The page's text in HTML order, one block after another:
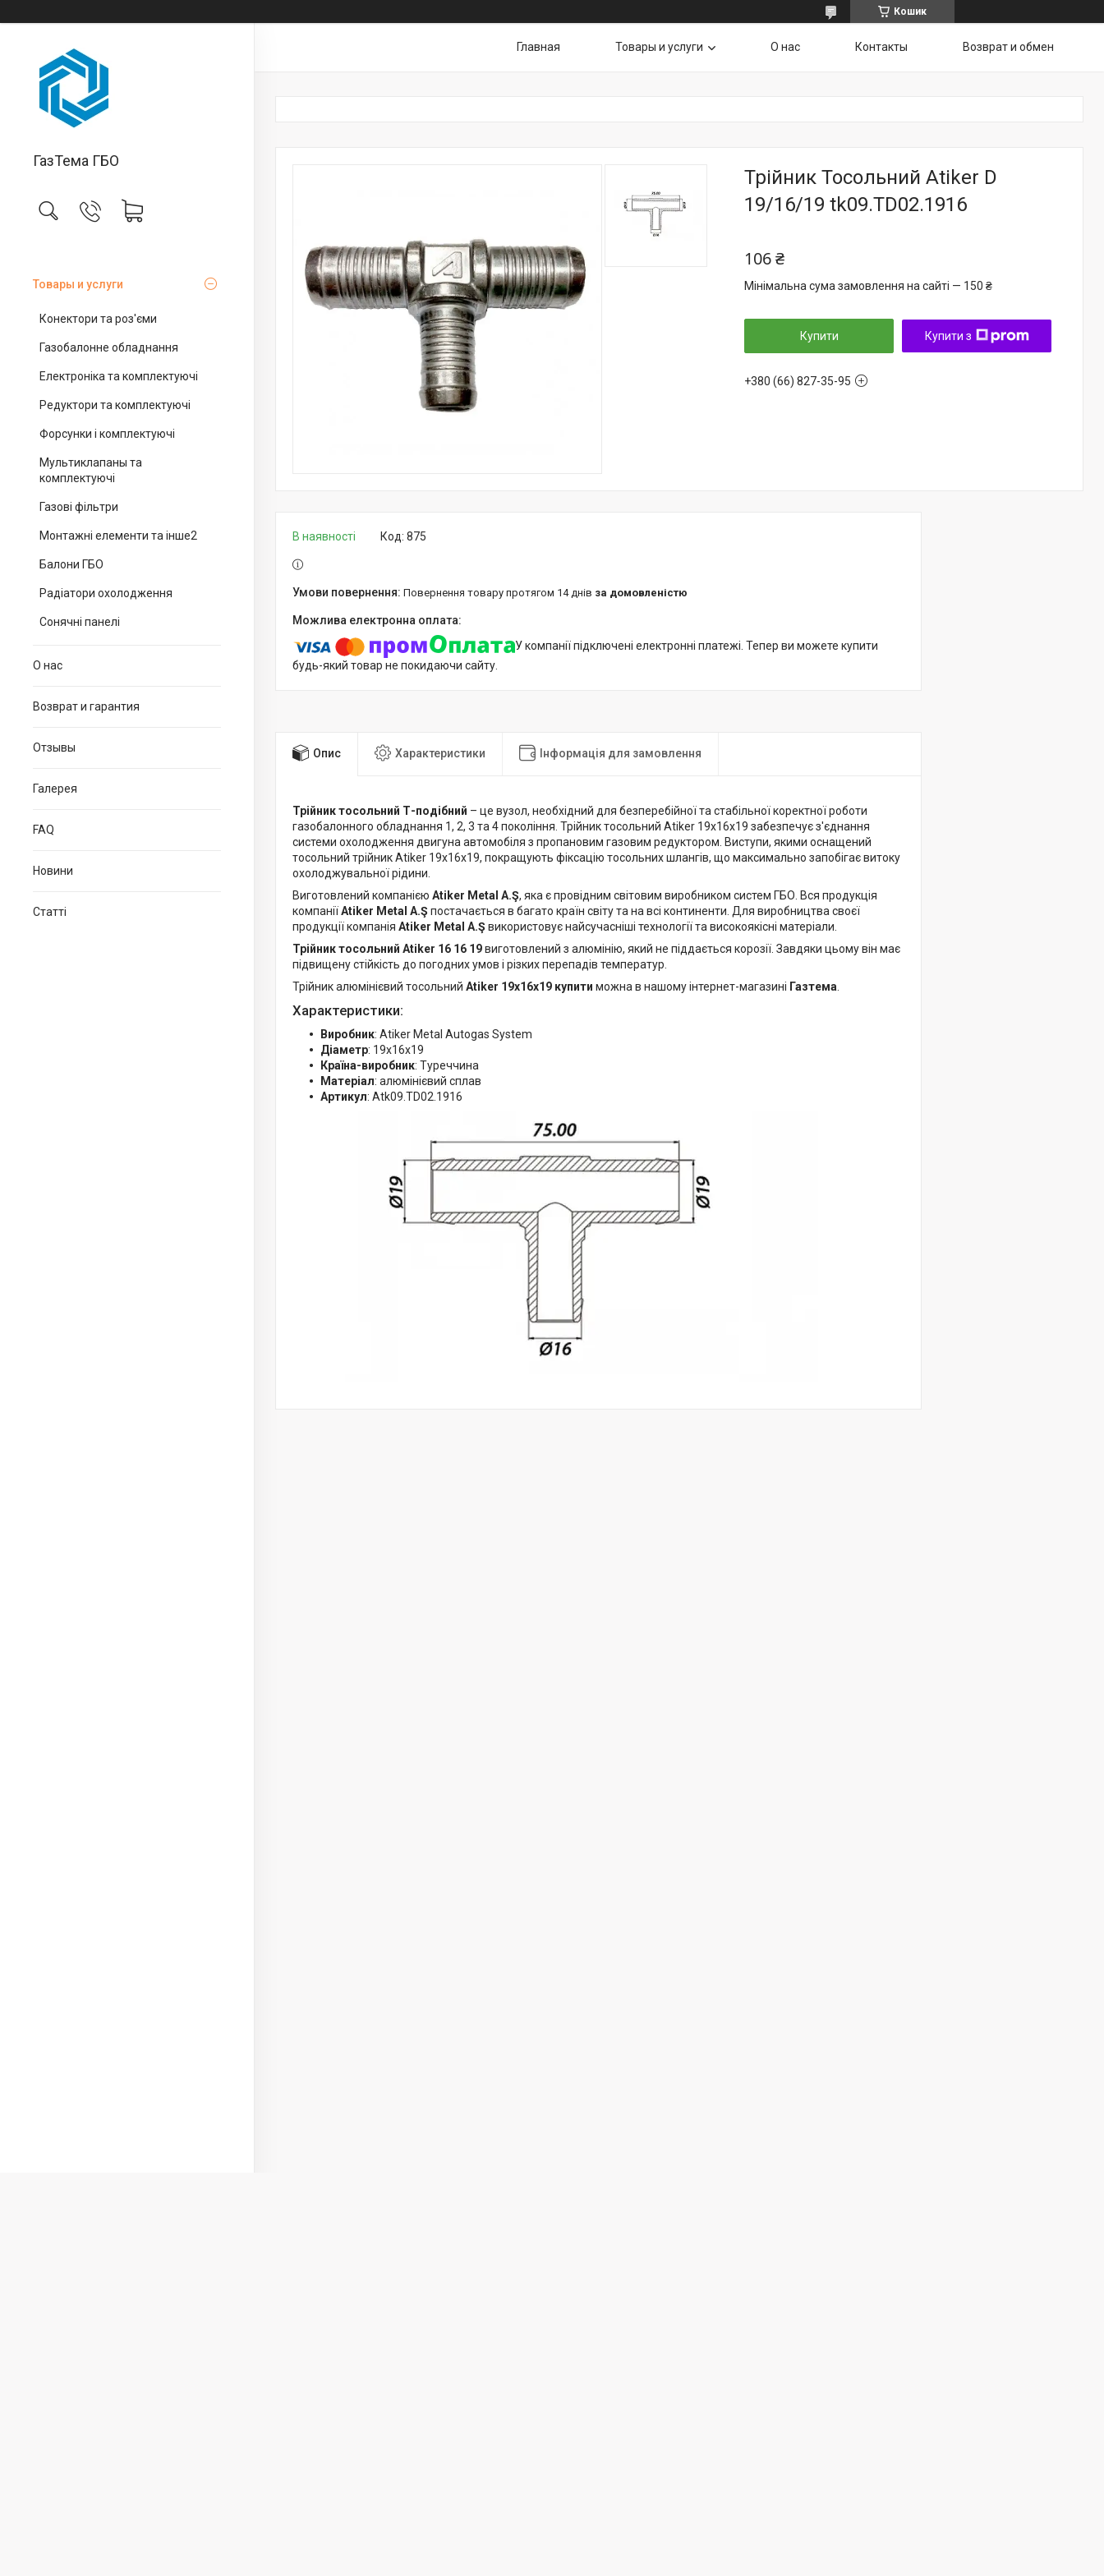
Кошик
ГазТема ГБО
Товары и услуги
Конектори та роз'єми
Газобалонне обладнання
Електроніка та комплектуючі
Редуктори та комплектуючі
Форсунки і комплектуючі
Мультиклапаны та
комплектуючі
Газові фільтри
Монтажні елементи та інше2
Балони ГБО
Радіатори охолодження
Сонячні панелі
О нас
Возврат и гарантия
Отзывы
Галерея
FAQ
Новини
Статті
Главная Товары и услуги О нас Контакты Возврат и обмен
Трійник Тосольний Atiker D
19/16/19 tk09.TD02.1916
106 ₴
Мінімальна сума замовлення на сайті — 150 ₴
Купити Купити з
+380 (66) 827-35-95
В наявності Код: 875
повернення товару протягом 14 днів за домовленістю
У компанії підключені електронні платежі. Тепер ви можете купити
будь-який товар не покидаючи сайту.
Опис Характеристики Інформація для замовлення
Трійник тосольний Т-подібний – це вузол, необхідний для безперебійної та стабільної коректної роботи
газобалонного обладнання 1, 2, 3 та 4 покоління. Трійник тосольний Atiker 19х16х19 забезпечує з'єднання
системи охолодження двигуна автомобіля з пропановим газовим редуктором. Виступи, якими оснащений
тосольний трійник Atiker 19х16х19, покращують фіксацію тосольних шлангів, що максимально запобігає витоку
охолоджувальної рідини.
Виготовлений компанією Atiker Metal A.Ş, яка є провідним світовим виробником систем ГБО. Вся продукція
компаніїAtiker Metal A.Ş постачається в багато країн світу та на всі континенти. Для виробництва своєї
продукції компанія Atiker Metal A.Ş використовує найсучасніші технології та високоякісні матеріали.
Трійник тосольний Atiker 16 16 19виготовлений з алюмінію, який не піддається корозії. Завдяки цьому він має
підвищену стійкість до погодних умов і різких перепадів температур.
Трійник алюмінієвий тосольний Atiker 19х16х19 купити можна в нашому інтернет-магазині Газтема.
Характеристики:
Виробник: Atiker Metal Autogas System
Діаметр: 19x16x19
Країна-виробник: Туреччина
Матеріал: алюмінієвий сплав
Артикул: Atk09.TD02.1916